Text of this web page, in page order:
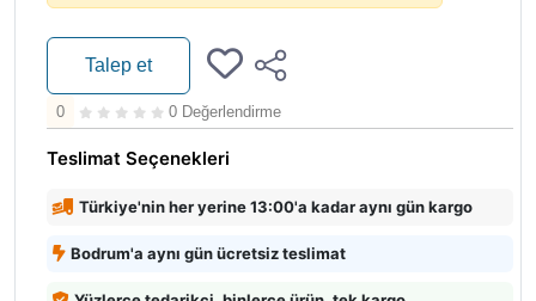
Talep et
0 0 Değerlendirme
Teslimat Seçenekleri
Türkiye'nin her yerine 13:00'a kadar aynı gün kargo
Bodrum'a aynı gün ücretsiz teslimat